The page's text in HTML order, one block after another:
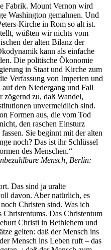
Fabrik. Mount Vernon wird
Washington gemahnen. Und
Kirche in Rom so alt ist.
wüßten wir nichts vom
der alten Bilanz der
kann als einfache
Die politische Ökonomie
in Staat und Kirche zum
Verfassung von Imperien und
den Niedergang und Fall
zögernd zu, daß Wandel,
unvermeidlich sind.
Formen aus, die vom Tod
den raschen Einsturz
Sie beginnt mit der alten
noch? Das ist ihr Schlüssel
des Menschen.“
Mensch, Berlin:
Das sind ja uralte
davon. Aber natürlich, es
Christen sind. Was ich
Das Christentum
Christi in Bethlehem und
gelten: daß der Mensch ins
Mensch ins Leben ruft – das